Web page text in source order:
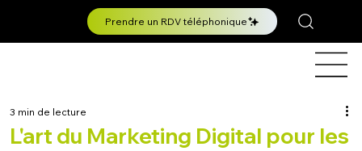
Prendre un RDV téléphonique
L'art du Marketing Digital pour les
3 min de lecture